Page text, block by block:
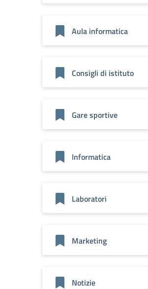
Aula informatica
Consigli di istituto
Gare sportive
Informatica
Laboratori
Marketing
Notizie